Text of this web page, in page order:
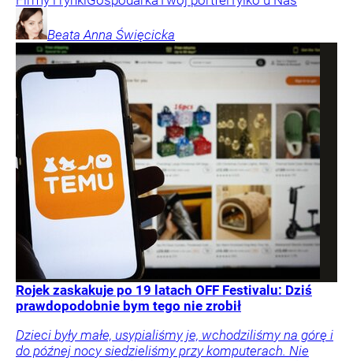
Beata Anna Święcicka
Rojek zaskakuje po 19 latach OFF Festivalu: Dziś
prawdopodobnie bym tego nie zrobił
Dzieci były małe, usypialiśmy je, wchodziliśmy na górę i
do późnej nocy siedzieliśmy przy komputerach. Nie